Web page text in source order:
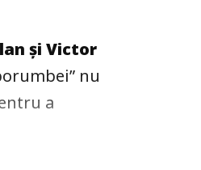
și Victor
nu
a